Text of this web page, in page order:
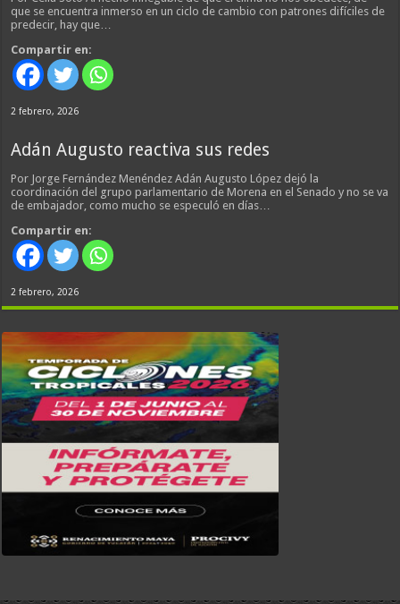
que se encuentra inmerso en un ciclo de cambio con patrones difíciles de
predecir, hay que…
Compartir en:
2 febrero, 2026
Adán Augusto reactiva sus redes
Por Jorge Fernández Menéndez Adán Augusto López dejó la
coordinación del grupo parlamentario de Morena en el Senado y no se va
de embajador, como mucho se especuló en días…
Compartir en:
2 febrero, 2026